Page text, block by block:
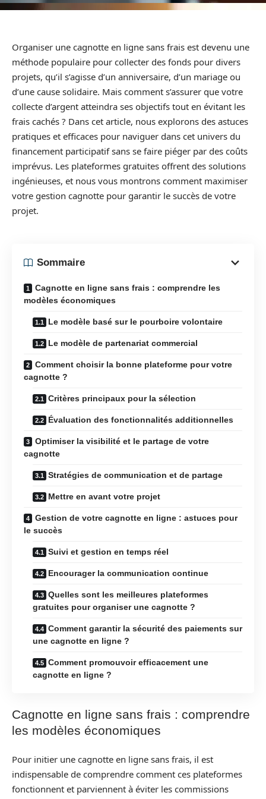
Organiser une cagnotte en ligne sans frais est devenu une
méthode populaire pour collecter des fonds pour divers
projets, qu’il s’agisse d’un anniversaire, d’un mariage ou
d’une cause solidaire. Mais comment s’assurer que votre
collecte d’argent atteindra ses objectifs tout en évitant les
frais cachés ? Dans cet article, nous explorons des astuces
pratiques et efficaces pour naviguer dans cet univers du
financement participatif sans se faire piéger par des coûts
imprévus. Les plateformes gratuites offrent des solutions
ingénieuses, et nous vous montrons comment maximiser
votre gestion cagnotte pour garantir le succès de votre
projet.
Sommaire
Cagnotte en ligne sans frais : comprendre les
modèles économiques
Le modèle basé sur le pourboire volontaire
Le modèle de partenariat commercial
Comment choisir la bonne plateforme pour votre
cagnotte ?
Critères principaux pour la sélection
Évaluation des fonctionnalités additionnelles
Optimiser la visibilité et le partage de votre
cagnotte
Stratégies de communication et de partage
Mettre en avant votre projet
Gestion de votre cagnotte en ligne : astuces pour
le succès
Suivi et gestion en temps réel
Encourager la communication continue
Quelles sont les meilleures plateformes
gratuites pour organiser une cagnotte ?
Comment garantir la sécurité des paiements sur
une cagnotte en ligne ?
Comment promouvoir efficacement une
cagnotte en ligne ?
Cagnotte en ligne sans frais : comprendre
les modèles économiques
Pour initier une cagnotte en ligne sans frais, il est
indispensable de comprendre comment ces plateformes
fonctionnent et parviennent à éviter les commissions